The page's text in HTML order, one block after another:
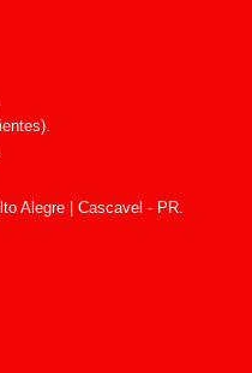
Alegre | Cascavel - PR.